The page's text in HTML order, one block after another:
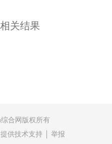
关结果
合网版权所有
供技术支持 举报